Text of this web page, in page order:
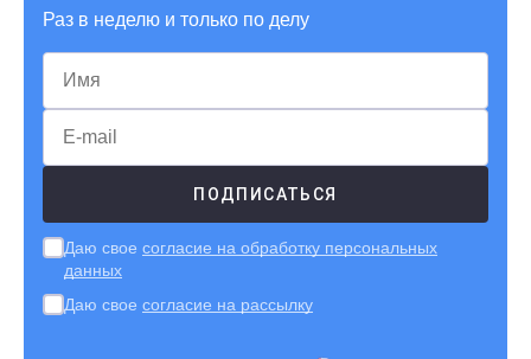
Раз в неделю и только по делу
Даю свое согласие на обработку персональных
данных
Даю свое согласие на рассылку